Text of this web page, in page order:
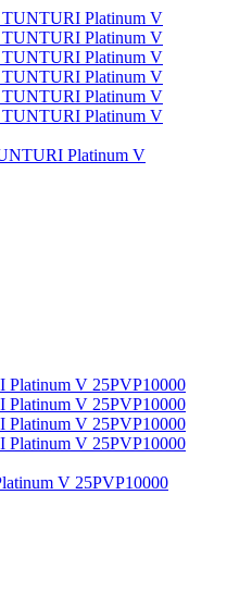
Platinum V
V 25PVP10000